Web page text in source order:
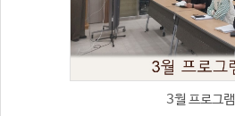
3월 프로그램